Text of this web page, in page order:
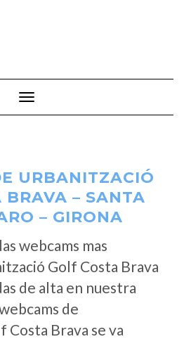
Cambiar modo de navegación
URBANITZACIÓ
BRAVA – SANTA
– GIRONA
webcams mas
Golf Costa Brava
de alta en nuestra
de
Costa Brava se va